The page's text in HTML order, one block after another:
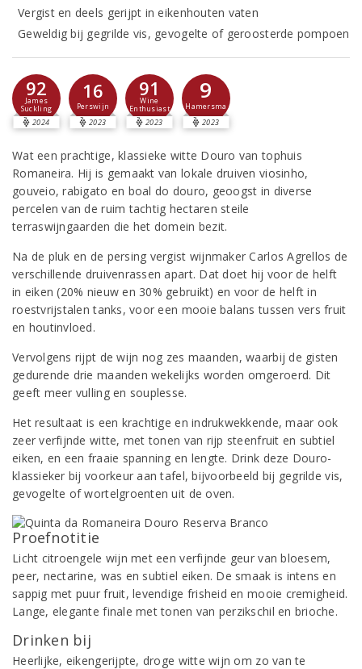
Vergist en deels gerijpt in eikenhouten vaten
Geweldig bij gegrilde vis, gevogelte of geroosterde pompoen
92
James
Suckling
2024
16
Perswijn
2023
91
Wine
Enthusiast
2023
9
Hamersma
2023
Wat een prachtige, klassieke witte Douro van tophuis
Romaneira. Hij is gemaakt van lokale druiven viosinho,
gouveio, rabigato en boal do douro, geoogst in diverse
percelen van de ruim tachtig hectaren steile
terraswijngaarden die het domein bezit.
Na de pluk en de persing vergist wijnmaker Carlos Agrellos de
verschillende druivenrassen apart. Dat doet hij voor de helft
in eiken (20% nieuw en 30% gebruikt) en voor de helft in
roestvrijstalen tanks, voor een mooie balans tussen vers fruit
en houtinvloed.
Vervolgens rijpt de wijn nog zes maanden, waarbij de gisten
gedurende drie maanden wekelijks worden omgeroerd. Dit
geeft meer vulling en souplesse.
Het resultaat is een krachtige en indrukwekkende, maar ook
zeer verfijnde witte, met tonen van rijp steenfruit en subtiel
eiken, en een fraaie spanning en lengte. Drink deze Douro-
klassieker bij voorkeur aan tafel, bijvoorbeeld bij gegrilde vis,
gevogelte of wortelgroenten uit de oven.
Proefnotitie
Licht citroengele wijn met een verfijnde geur van bloesem,
peer, nectarine, was en subtiel eiken. De smaak is intens en
sappig met puur fruit, levendige frisheid en mooie cremigheid.
Lange, elegante finale met tonen van perzikschil en brioche.
Drinken bij
Heerlijke, eikengerijpte, droge witte wijn om zo van te